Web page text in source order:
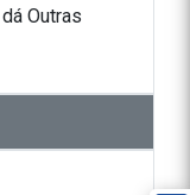
Outras